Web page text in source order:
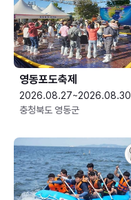
영동포도축제
2026.08.27~2026.08.30
충청북도 영동군